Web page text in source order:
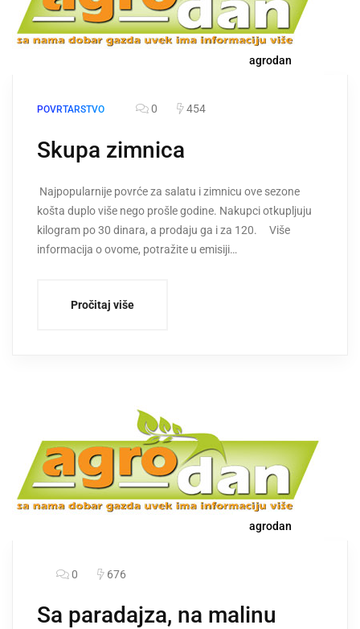
agrodan
POVRTARSTVO 0 454
Skupa zimnica
Najpopularnije povrće za salatu i zimnicu ove sezone
košta duplo više nego prošle godine. Nakupci otkupljuju
kilogram po 30 dinara, a prodaju ga i za 120. Više
informacija o ovome, potražite u emisiji…
Pročitaj više
agrodan
0 676
Sa paradajza, na malinu